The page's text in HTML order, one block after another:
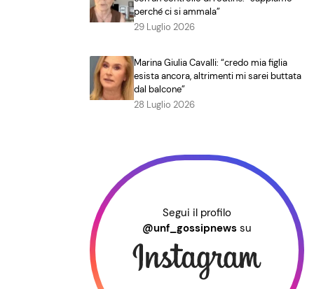
perché ci si ammala”
29 Luglio 2026
Marina Giulia Cavalli: “credo mia figlia
esista ancora, altrimenti mi sarei buttata
dal balcone”
28 Luglio 2026
Segui il profilo
@unf_gossipnews su